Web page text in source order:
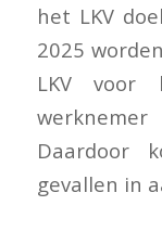
het LKV
2025
LKV voor
Daardoor
gevallen in